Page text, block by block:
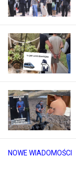
NOWE WIADOMOŚCI